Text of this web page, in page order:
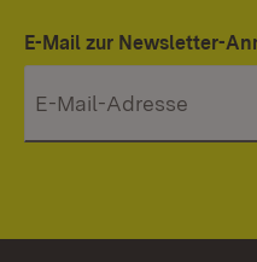
E-Mail zur Newsletter-